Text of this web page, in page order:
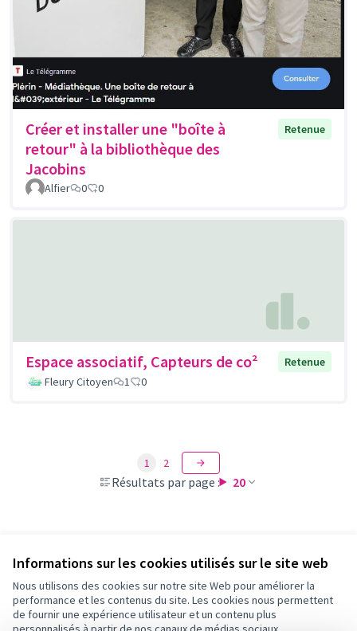
Informations sur les cookies utilisés sur le site web
Nous utilisons des cookies sur notre site Web pour améliorer la
performance et les contenus du site. Les cookies nous permettent
de fournir une expérience utilisateur et un contenu plus
Créer et installer une "boîte à
retour" à la bibliothèque des
Jacobins
Retenue
Alfier 0 0
Espace associatif, Capteurs de co²
Retenue
Fleury Citoyen
1 0
Résultats par page : 20
1 2
Conditions d'utilisation
Paramètres des cookies